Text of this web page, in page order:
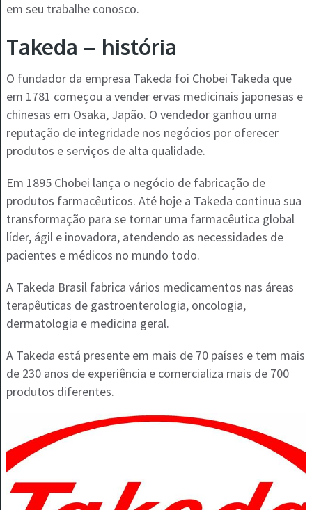
em seu trabalhe conosco.
Takeda – história
O fundador da empresa Takeda foi Chobei Takeda que
em 1781 começou a vender ervas medicinais japonesas e
chinesas em Osaka, Japão. O vendedor ganhou uma
reputação de integridade nos negócios por oferecer
produtos e serviços de alta qualidade.
Em 1895 Chobei lança o negócio de fabricação de
produtos farmacêuticos. Até hoje a Takeda continua sua
transformação para se tornar uma farmacêutica global
líder, ágil e inovadora, atendendo as necessidades de
pacientes e médicos no mundo todo.
A Takeda Brasil fabrica vários medicamentos nas áreas
terapêuticas de gastroenterologia, oncologia,
dermatologia e medicina geral.
A Takeda está presente em mais de 70 países e tem mais
de 230 anos de experiência e comercializa mais de 700
produtos diferentes.